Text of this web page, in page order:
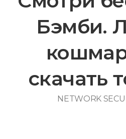
Бэмби.
скачать
NETWORK